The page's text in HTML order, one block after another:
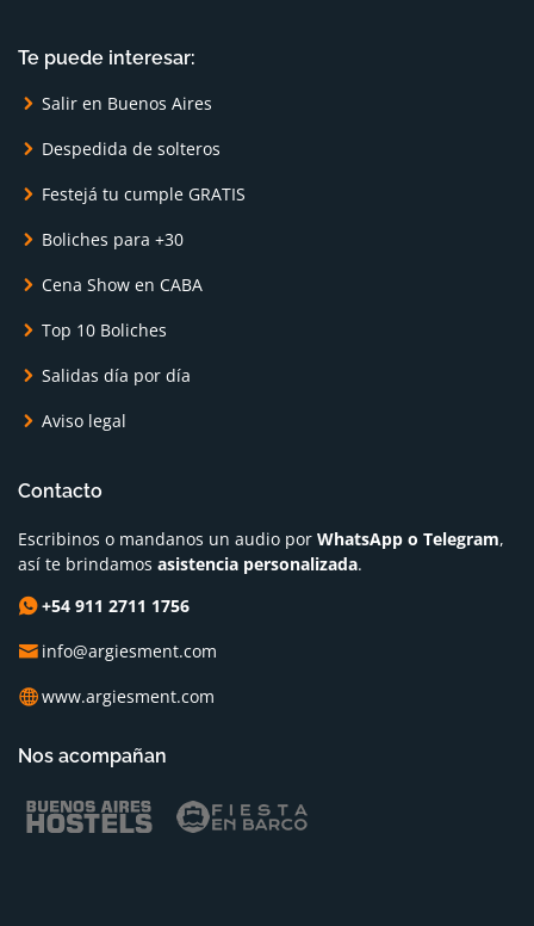
Te puede interesar:
Salir en Buenos Aires
Despedida de solteros
Festejá tu cumple GRATIS
Boliches para +30
Cena Show en CABA
Top 10 Boliches
Salidas día por día
Aviso legal
Contacto
Escribinos o mandanos un audio por WhatsApp o Telegram,
así te brindamos asistencia personalizada.
+54 911 2711 1756
info@argiesment.com
www.argiesment.com
Nos acompañan